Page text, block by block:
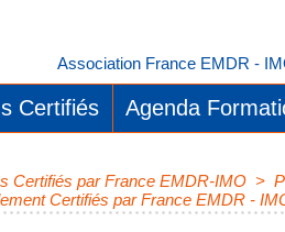
Association France EMDR -
Certifiés Agenda
Certifiés par France EMDR-IMO >
Certifiés par France EMDR -